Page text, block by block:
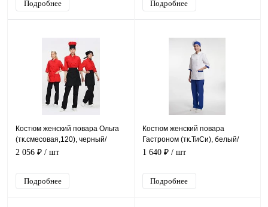
Подробнее Подробнее
Костюм женский повара Ольга
(тк.смесовая,120), черный/
красный
2 056 ₽ / шт
Подробнее
Костюм женский повара
Гастроном (тк.ТиСи), белый/
васильковый
1 640 ₽ / шт
Подробнее